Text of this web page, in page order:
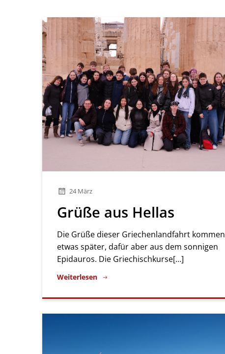
24 März
Grüße aus Hellas
Die Grüße dieser Griechenlandfahrt kommen
etwas später, dafür aber aus dem sonnigen
Epidauros. Die Griechischkurse[…]
Weiterlesen